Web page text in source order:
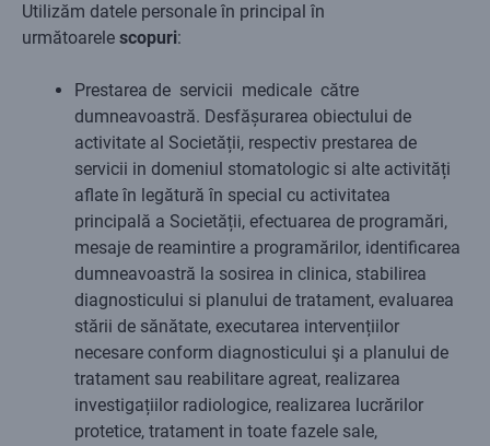
Utilizăm datele personale în principal în
următoarele scopuri:
Prestarea de servicii medicale către
dumneavoastră. Desfășurarea obiectului de
activitate al Societății, respectiv prestarea de
servicii in domeniul stomatologic si alte activități
aflate în legătură în special cu activitatea
principală a Societății, efectuarea de programări,
mesaje de reamintire a programărilor, identificarea
dumneavoastră la sosirea in clinica, stabilirea
diagnosticului si planului de tratament, evaluarea
stării de sănătate, executarea intervențiilor
necesare conform diagnosticului şi a planului de
tratament sau reabilitare agreat, realizarea
investigațiilor radiologice, realizarea lucrărilor
protetice, tratament in toate fazele sale,